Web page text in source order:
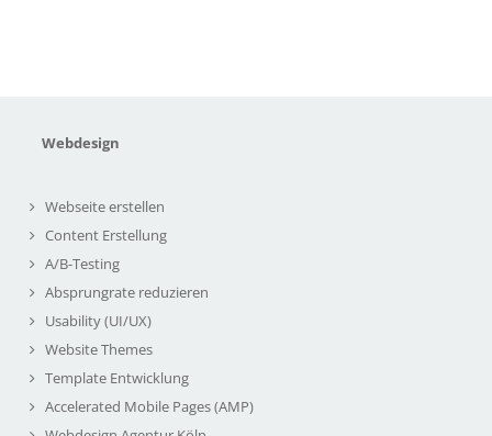
Webdesign
Webseite erstellen
Content Erstellung
A/B-Testing
Absprungrate reduzieren
Usability (UI/UX)
Website Themes
Template Entwicklung
Accelerated Mobile Pages (AMP)